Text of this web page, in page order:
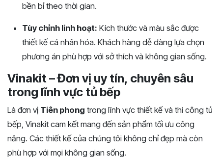
bền bỉ theo thời gian.
Tùy chỉnh linh hoạt: Kích thước và màu sắc được
thiết kế cá nhân hóa. Khách hàng dễ dàng lựa chọn
phương án phù hợp với sở thích và không gian sống.
Vinakit – Đơn vị uy tín, chuyên sâu
trong lĩnh vực tủ bếp
Là đơn vị Tiên phong trong lĩnh vực thiết kế và thi công tủ
bếp, Vinakit cam kết mang đến sản phẩm tối ưu công
năng. Các thiết kế của chúng tôi không chỉ đẹp mà còn
phù hợp với mọi không gian sống.